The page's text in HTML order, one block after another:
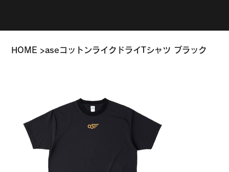
HOME >aseコットンライクドライTシャツ ブラック